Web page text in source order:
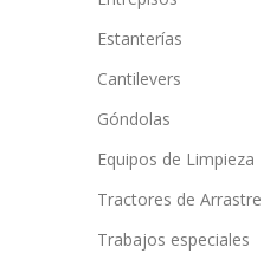
Estanterías
Cantilevers
Góndolas
Equipos de Limpieza
Tractores de Arrastre
Trabajos especiales